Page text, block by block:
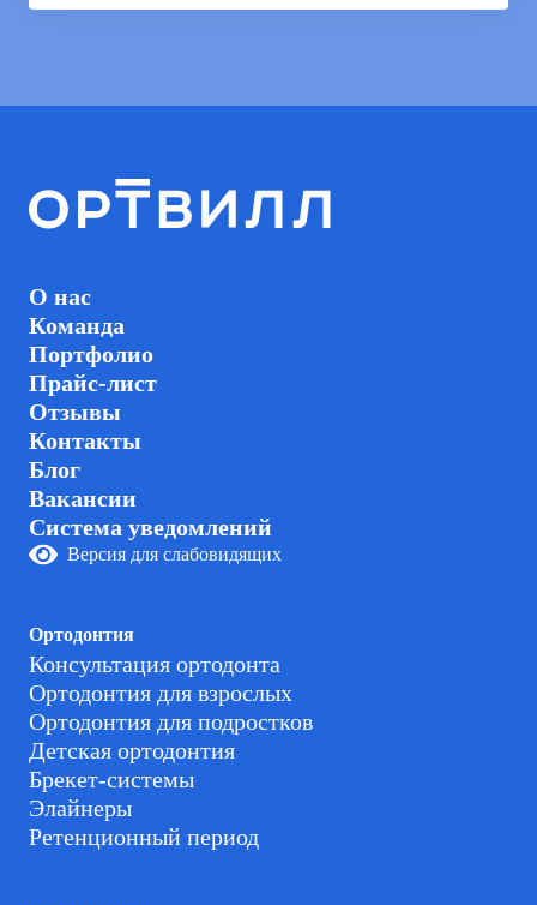
О нас
Команда
Портфолио
Прайс-лист
Отзывы
Контакты
Блог
Вакансии
Система уведомлений
Версия для слабовидящих
Ортодонтия
Консультация ортодонта
Ортодонтия для взрослых
Ортодонтия для подростков
Детская ортодонтия
Брекет-системы
Элайнеры
Ретенционный период